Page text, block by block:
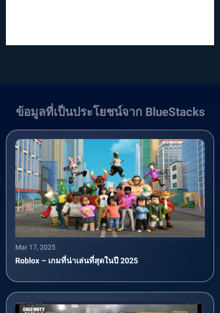
ข้อมูลที่เป็นประโยชน์จาก BlueStacks
Mar 17, 2025
Roblox – เกมที่น่าเล่นที่สุดในปี 2025